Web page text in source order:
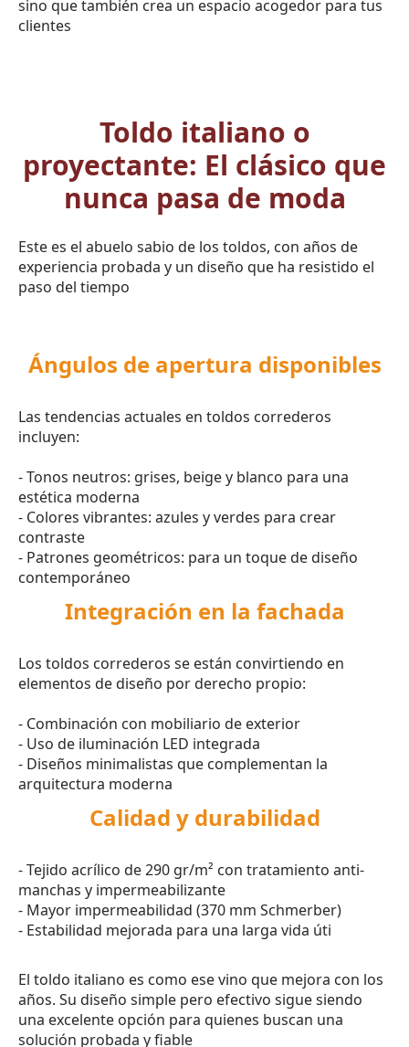
sino que también crea un espacio acogedor para tus
clientes
Toldo italiano o
proyectante: El clásico que
nunca pasa de moda
Este es el abuelo sabio de los toldos, con años de
experiencia probada y un diseño que ha resistido el
paso del tiempo
Ángulos de apertura disponibles
Las tendencias actuales en toldos correderos
incluyen:
- Tonos neutros: grises, beige y blanco para una
estética moderna
- Colores vibrantes: azules y verdes para crear
contraste
- Patrones geométricos: para un toque de diseño
contemporáneo
Integración en la fachada
Los toldos correderos se están convirtiendo en
elementos de diseño por derecho propio:
- Combinación con mobiliario de exterior
- Uso de iluminación LED integrada
- Diseños minimalistas que complementan la
arquitectura moderna
Calidad y durabilidad
- Tejido acrílico de 290 gr/m² con tratamiento anti-
manchas y impermeabilizante
- Mayor impermeabilidad (370 mm Schmerber)
- Estabilidad mejorada para una larga vida úti
El toldo italiano es como ese vino que mejora con los
años. Su diseño simple pero efectivo sigue siendo
una excelente opción para quienes buscan una
solución probada y fiable